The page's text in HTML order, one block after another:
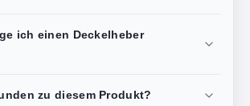
ich einen Deckelheber
zu diesem Produkt?